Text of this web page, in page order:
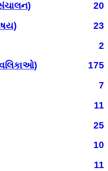
20
23
2
175
7
11
25
10
11